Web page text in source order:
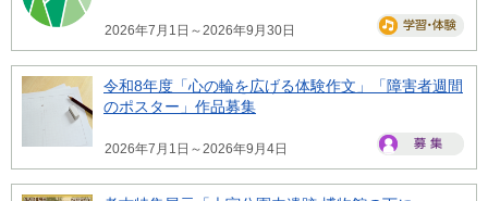
2026年7月1日～2026年9月30日
令和8年度「心の輪を広げる体験作文」「障害者週間
のポスター」作品募集
2026年7月1日～2026年9月4日